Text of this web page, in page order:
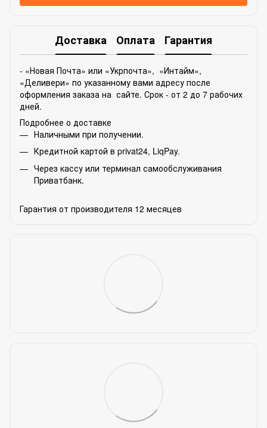
Доставка Оплата Гарантия
- «Новая Почта» или «Укрпочта», «Интайм»,
«Деливери» по указанному вами адресу после
оформления заказа на сайте. Срок - от 2 до 7 рабочих
дней.
Подробнее о доставке
Наличными при получении.
Кредитной картой в privat24, LiqPay.
Через кассу или терминал самообслуживания
Приватбанк.
Гарантия от производителя 12 месяцев